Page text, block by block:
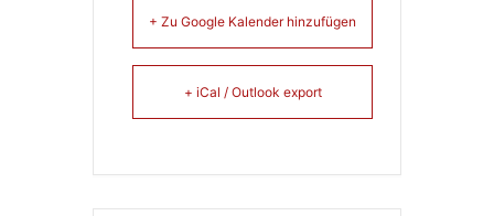
+ Zu Google Kalender hinzufügen
+ iCal / Outlook export